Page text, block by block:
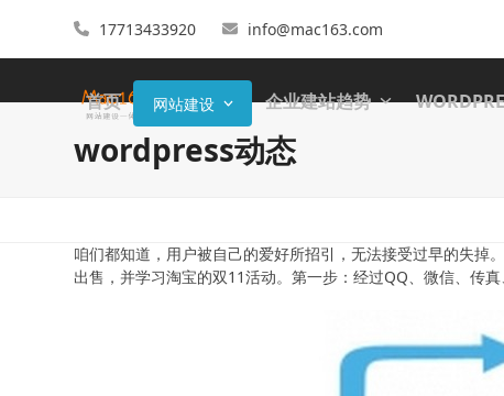
17713433920 info@mac163.com
首页 网站建设 企业建站趋势
wordpress动态
咱们都知道，用户被自己的爱好所招引，无法接受过早的失掉
出售，并学习淘宝的双11活动。第一步：经过QQ、微信、传真